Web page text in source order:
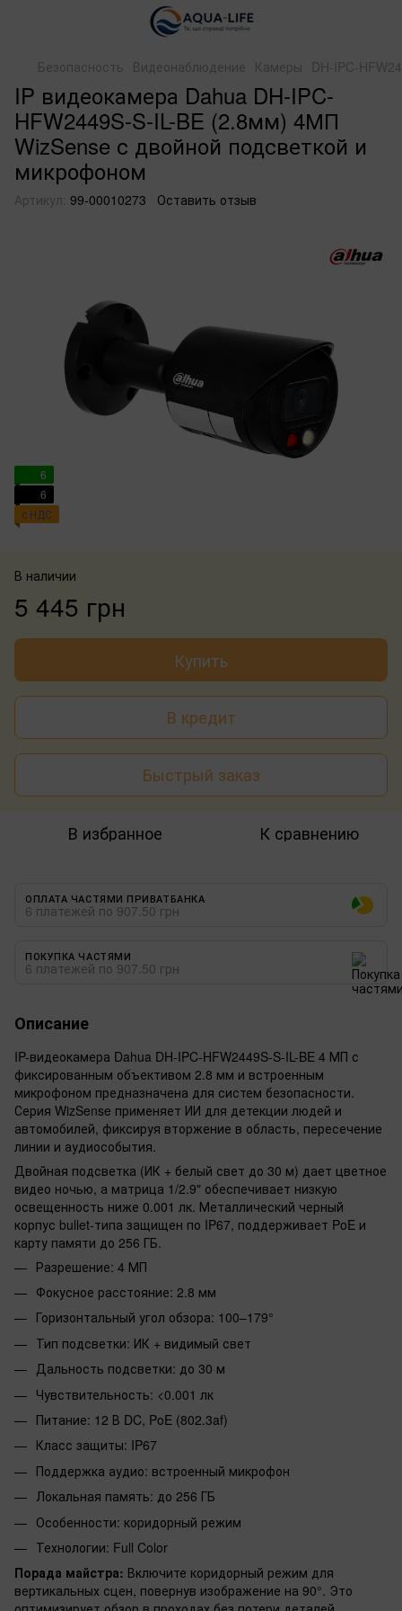
Безопасность Видеонаблюдение Камеры DH-IPC-
IP видеокамера Dahua DH-IPC-
HFW2449S-S-IL-BE (2.8мм) 4МП
WizSense с двойной подсветкой и
микрофоном
Артикул: 99-00010273 Оставить отзыв
6
6
с НДС
В наличии
5 445 грн
Купить
В кредит
Быстрый заказ
В избранное К сравнению
ОПЛАТА ЧАСТЯМИ ПРИВАТБАНКА
6 платежей по 907.50 грн
ПОКУПКА ЧАСТЯМИ
6 платежей по 907.50 грн
Описание
IP-видеокамера Dahua DH-IPC-HFW2449S-S-IL-BE 4 МП с
фиксированным объективом 2.8 мм и встроенным
микрофоном предназначена для систем безопасности.
Серия WizSense применяет ИИ для детекции людей и
автомобилей, фиксируя вторжение в область, пересечение
линии и аудиособытия.
Двойная подсветка (ИК + белый свет до 30 м) дает цветное
видео ночью, а матрица 1/2.9" обеспечивает низкую
освещенность ниже 0.001 лк. Металлический черный
корпус bullet-типа защищен по IP67, поддерживает PoE и
карту памяти до 256 ГБ.
Разрешение: 4 МП
Фокусное расстояние: 2.8 мм
Горизонтальный угол обзора: 100–179°
Тип подсветки: ИК + видимый свет
Дальность подсветки: до 30 м
Чувствительность: <0.001 лк
Питание: 12 В DC, PoE (802.3af)
Класс защиты: IP67
Поддержка аудио: встроенный микрофон
Локальная память: до 256 ГБ
Особенности: коридорный режим
Технологии: Full Color
Порада майстра: Включите коридорный режим для
вертикальных сцен, повернув изображение на 90°. Это